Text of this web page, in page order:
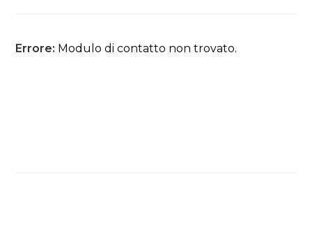
Errore: Modulo di contatto non trovato.